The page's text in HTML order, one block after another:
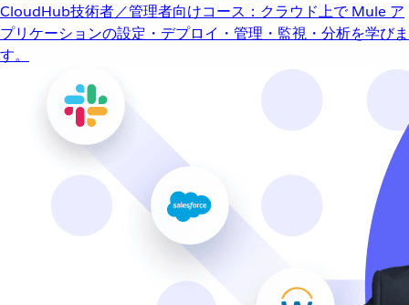
CloudHub技術者／管理者向けコース：クラウド上で Mule ア
プリケーションの設定・デプロイ・管理・監視・分析を学びま
す。